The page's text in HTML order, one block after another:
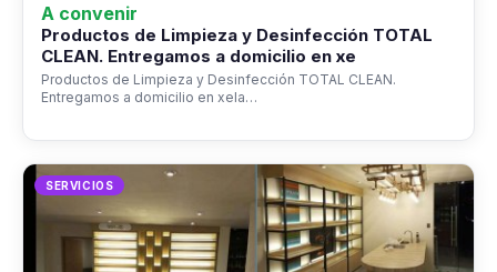
A convenir
Productos de Limpieza y Desinfección TOTAL
CLEAN. Entregamos a domicilio en xe
Productos de Limpieza y Desinfección TOTAL CLEAN.
Entregamos a domicilio en xela…
SERVICIOS